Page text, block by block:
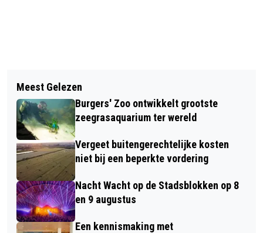
GEEN PERMANENTE BEWONING OP
VAKANTIEPARK ARNHEM
NEDERLAND IN LOCKDOWN TOT 19
JANUARI
Meest Gelezen
Burgers' Zoo ontwikkelt grootste
zeegrasaquarium ter wereld
Vergeet buitengerechtelijke kosten
niet bij een beperkte vordering
Nacht Wacht op de Stadsblokken op 8
en 9 augustus
Een kennismaking met